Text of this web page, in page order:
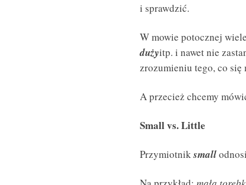
i sprawdzić.
W mowie potocznej
dużyitp. i nawet nie
zrozumieniu tego, co się
A przecież chcemy
Small vs. Little
Przymiotniksmall